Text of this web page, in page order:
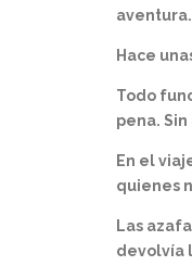
aventura.
Hace
Todo
pena.
En el
quienes
Las
devolvía